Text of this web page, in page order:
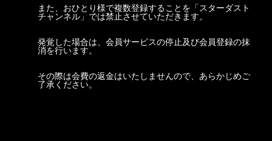
また、おひとり様で複数登録することを「スターダスト
チャンネル」では禁止させていただきます。
発覚した場合は、会員サービスの停止及び会員登録の抹
消を行います。
その際は会費の返金はいたしませんので、あらかじめご
了承ください。